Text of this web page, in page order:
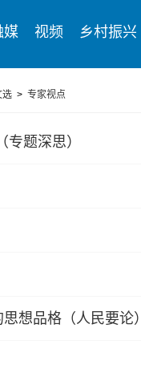
媒 视频 乡村振兴
选 > 专家视点
题深思）
想品格（人民要论）